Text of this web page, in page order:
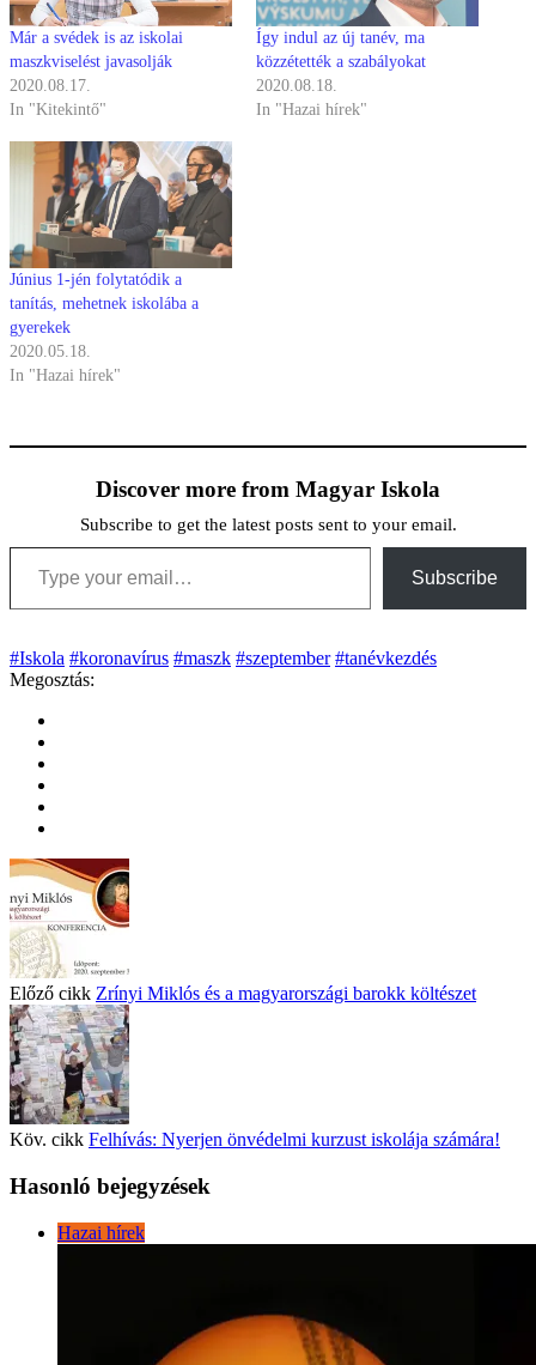
Már a svédek is az iskolai
maszkviselést javasolják
2020.08.17.
In "Kitekintő"
Így indul az új tanév, ma
közzétették a szabályokat
2020.08.18.
In "Hazai hírek"
Június 1-jén folytatódik a
tanítás, mehetnek iskolába a
gyerekek
2020.05.18.
In "Hazai hírek"
Discover more from Magyar Iskola
Subscribe to get the latest posts sent to your email.
Type your email…
Subscribe
#Iskola #koronavírus #maszk #szeptember #tanévkezdés
Megosztás:
Előző cikk Zrínyi Miklós és a magyarországi barokk költészet
Köv. cikk Felhívás: Nyerjen önvédelmi kurzust iskolája számára!
Hasonló bejegyzések
Hazai hírek